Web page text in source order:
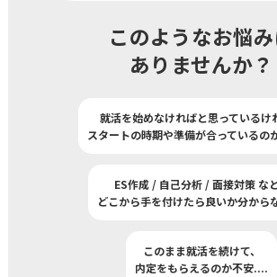
このようなお悩
ありませんか？
就活を始めなければと思っているけ
スタートの時期や準備が合っているの
ES作成 / 自己分析 / 面接対策 など
どこから手を付けたら良いか分から
このまま就活を続けて、
内定をもらえるのか不安....